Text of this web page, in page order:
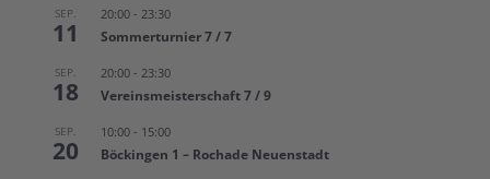
SEP.
11
20:00 - 23:30
Sommerturnier 7 / 7
SEP.
18
20:00 - 23:30
Vereinsmeisterschaft 7 / 9
SEP.
20
10:00 - 15:00
Böckingen 1 – Rochade Neuenstadt